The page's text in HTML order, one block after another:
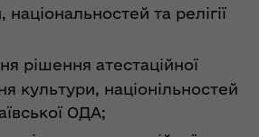
та релігії
рішення атестаційної
культури, націонільностей
ОДА;